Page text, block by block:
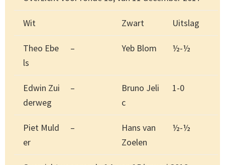
Wit Zwart Uitslag
Theo Ebe
ls
– Yeb Blom ½-½
Edwin Zui
derweg
–
Bruno Jeli
c
1-0
Piet Muld
er
–
Hans van
Zoelen
½-½